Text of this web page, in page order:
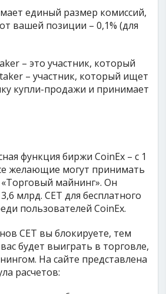
единый размер комиссий,
вашей позиции – 0,1% (для
– это участник, который
taker – участник, который ищет
купли-продажи и принимает
функция биржи CoinEx – с 1
желающие могут принимать
майнинг». Он
млрд. CET для бесплатного
пользователей CoinEx.
CET вы блокируете, тем
будет выиграть в торговле,
На сайте представлена
расчетов: